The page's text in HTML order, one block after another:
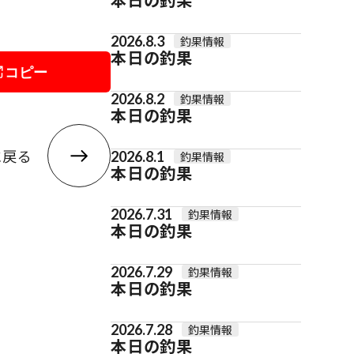
コピー
る
2026.8.3 釣果情報
本日の釣果
2026.8.2 釣果情報
本日の釣果
2026.8.1 釣果情報
本日の釣果
2026.7.31 釣果情報
本日の釣果
2026.7.29 釣果情報
本日の釣果
2026.7.28 釣果情報
本日の釣果